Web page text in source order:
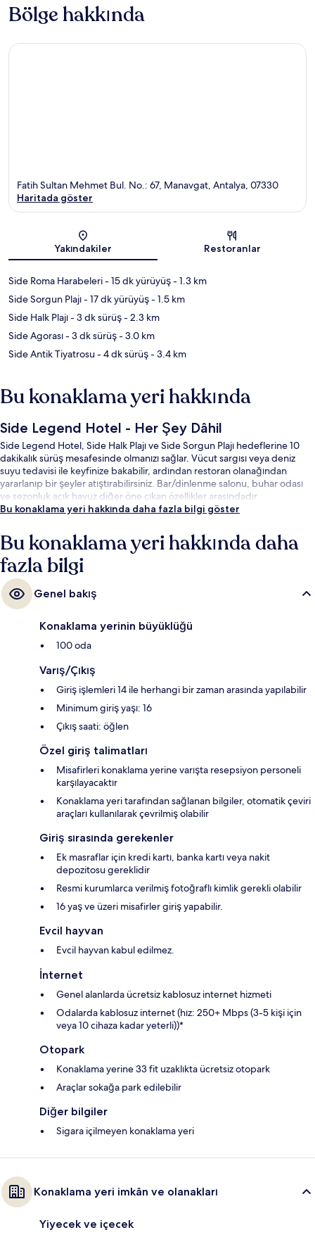
Bölge hakkında
Fatih Sultan Mehmet Bul. No.: 67, Manavgat, Antalya, 07330
Haritada göster
Yakındakiler Restoranlar
Side Roma Harabeleri- 15 dk yürüyüş- 1.3 km
Side Sorgun Plajı- 17 dk yürüyüş- 1.5 km
Side Halk Plajı- 3 dk sürüş- 2.3 km
Side Agorası- 3 dk sürüş- 3.0 km
Side Antik Tiyatrosu- 4 dk sürüş- 3.4 km
Bu konaklama yeri hakkında
Side Legend Hotel - Her Şey Dâhil
Side Legend Hotel, Side Halk Plajı ve Side Sorgun Plajı hedeflerine 10
dakikalık sürüş mesafesinde olmanızı sağlar. Vücut sargısı veya deniz
suyu tedavisi ile keyfinize bakabilir, ardından restoran olanağından
yararlanıp bir şeyler atıştırabilirsiniz. Bar/dinlenme salonu, buhar odası
ve sezonluk açık havuz diğer öne çıkan özellikler arasındadır.
Bu konaklama yeri hakkında daha fazla bilgi göster
Bu konaklama yeri hakkında daha
fazla bilgi
Genel bakış
Konaklama yerinin büyüklüğü
100 oda
Varış/Çıkış
Giriş işlemleri 14 ile herhangi bir zaman arasında yapılabilir
Minimum giriş yaşı: 16
Çıkış saati: öğlen
Özel giriş talimatları
Misafirleri konaklama yerine varışta resepsiyon personeli
karşılayacaktır
Konaklama yeri tarafından sağlanan bilgiler, otomatik çeviri
araçları kullanılarak çevrilmiş olabilir
Giriş sırasında gerekenler
Ek masraflar için kredi kartı, banka kartı veya nakit
depozitosu gereklidir
Resmi kurumlarca verilmiş fotoğraflı kimlik gerekli olabilir
16 yaş ve üzeri misafirler giriş yapabilir.
Evcil hayvan
Evcil hayvan kabul edilmez.
İnternet
Genel alanlarda ücretsiz kablosuz internet hizmeti
Odalarda kablosuz internet (hız: 250+ Mbps (3-5 kişi için
veya 10 cihaza kadar yeterli))*
Otopark
Konaklama yerine 33 fit uzaklıkta ücretsiz otopark
Araçlar sokağa park edilebilir
Diğer bilgiler
Sigara içilmeyen konaklama yeri
Konaklama yeri imkân ve olanakları
Yiyecek ve içecek